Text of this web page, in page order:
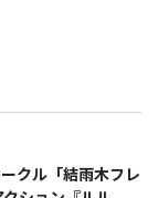
クル「結雨木フレ